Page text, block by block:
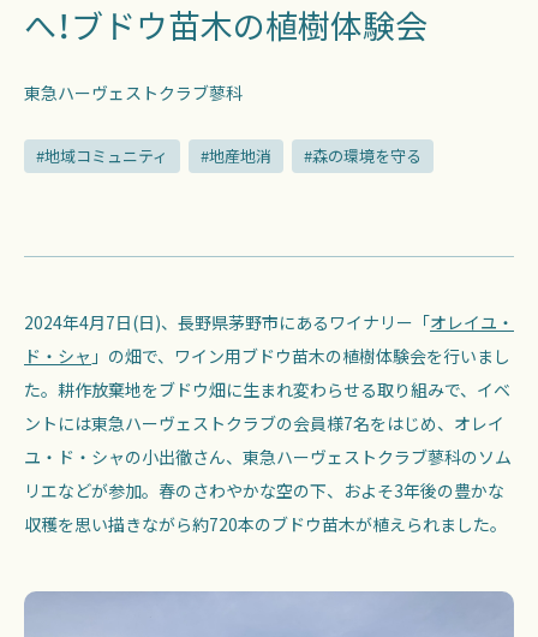
へ！ブドウ苗木の植樹体験会
東急ハーヴェストクラブ蓼科
#地域コミュニティ #地産地消 #森の環境を守る
2024年4月7日(日)、長野県茅野市にあるワイナリー「オレイユ・
ド・シャ 」の畑で、ワイン用ブドウ苗木の植樹体験会を行いまし
た。耕作放棄地をブドウ畑に生まれ変わらせる取り組みで、イベ
ントには東急ハーヴェストクラブの会員様7名をはじめ、オレイ
ユ・ド・シャの小出徹さん、東急ハーヴェストクラブ蓼科のソム
リエなどが参加。春のさわやかな空の下、およそ3年後の豊かな
収穫を思い描きながら約720本のブドウ苗木が植えられました。